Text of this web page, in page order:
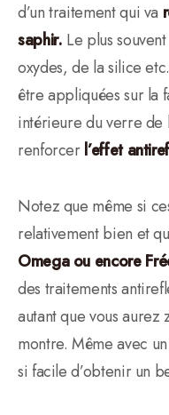
d’un traitement qui va
saphir. Le plus
oxydes, de la silice
être appliquées sur la
intérieure du verre de
renforcerl’effet
Notez que même si
relativement bien et
Omega ou encore
des traitements
autant que vous
montre. Même avec
si facile d’obtenir un